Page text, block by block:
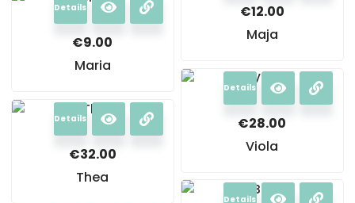
€12.00
Maja
Details
€9.00
Maria
Details
€28.00
Viola
Details
€32.00
Thea
Details